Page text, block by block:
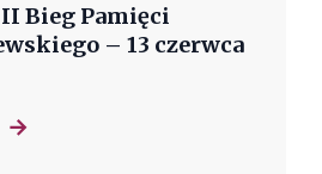
Bieg Pamięci
– 13 czerwca
→